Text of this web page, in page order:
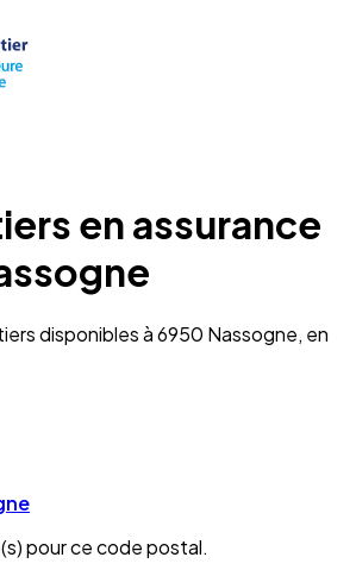
en assurance
disponibles à 6950 Nassogne, en
pour ce code postal.